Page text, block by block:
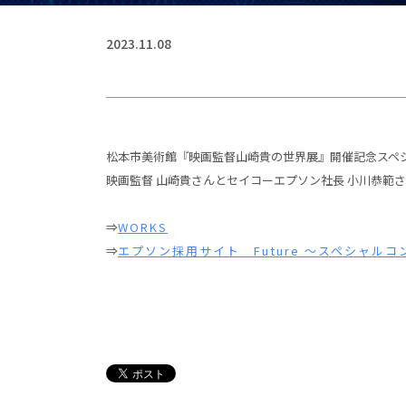
2023.11.08
松本市美術館『映画監督山崎貴の世界展』開催記念スペ
映画監督 山崎貴さんとセイコーエプソン社長 小川恭範
⇒WORKS
⇒エプソン採用サイト Future ～スペシャルコ